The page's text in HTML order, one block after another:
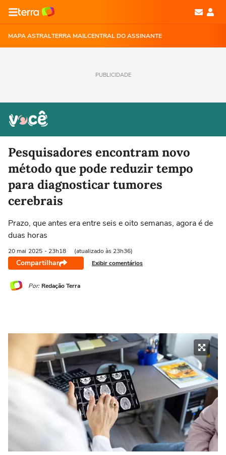
MAPA ASTRALTERRA MAILCENTRAL DO ASSINANTE
PUBLICIDADE
Pesquisadores encontram novo
método que pode reduzir tempo
para diagnosticar tumores
cerebrais
Prazo, que antes era entre seis e oito semanas, agora é de
duas horas
20 mai 2025 - 23h18 (atualizado às 23h36)
Compartilhar Exibir comentários
Por: Redação Terra